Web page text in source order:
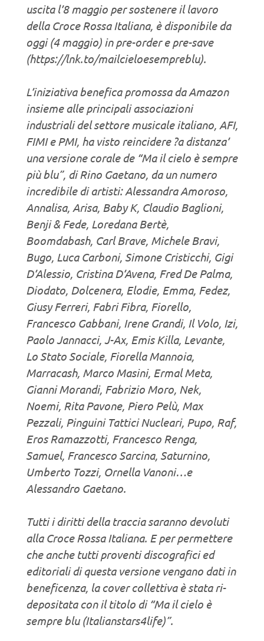
uscita l’8 maggio per sostenere il lavoro
della Croce Rossa Italiana, è disponibile da
oggi (4 maggio) in pre-order e pre-save
(https://lnk.to/mailcieloesempreblu).
L’iniziativa benefica promossa da Amazon
insieme alle principali associazioni
industriali del settore musicale italiano, AFI,
FIMI e PMI, ha visto reincidere ?a distanza’
una versione corale de “Ma il cielo è sempre
più blu”, di Rino Gaetano, da un numero
incredibile di artisti: Alessandra Amoroso,
Annalisa, Arisa, Baby K, Claudio Baglioni,
Benji & Fede, Loredana Bertè,
Boomdabash, Carl Brave, Michele Bravi,
Bugo, Luca Carboni, Simone Cristicchi, Gigi
D’Alessio, Cristina D’Avena, Fred De Palma,
Diodato, Dolcenera, Elodie, Emma, Fedez,
Giusy Ferreri, Fabri Fibra, Fiorello,
Francesco Gabbani, Irene Grandi, Il Volo, Izi,
Paolo Jannacci, J-Ax, Emis Killa, Levante,
Lo Stato Sociale, Fiorella Mannoia,
Marracash, Marco Masini, Ermal Meta,
Gianni Morandi, Fabrizio Moro, Nek,
Noemi, Rita Pavone, Piero Pelù, Max
Pezzali, Pinguini Tattici Nucleari, Pupo, Raf,
Eros Ramazzotti, Francesco Renga,
Samuel, Francesco Sarcina, Saturnino,
Umberto Tozzi, Ornella Vanoni…e
Alessandro Gaetano.
Tutti i diritti della traccia saranno devoluti
alla Croce Rossa Italiana. E per permettere
che anche tutti proventi discografici ed
editoriali di questa versione vengano dati in
beneficenza, la cover collettiva è stata ri-
depositata con il titolo di “Ma il cielo è
sempre blu (Italianstars4life)”.